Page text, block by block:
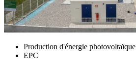
Production d'énergie photovoltaïque
EPC